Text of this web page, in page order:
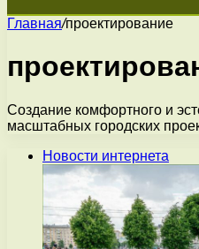
Главная/проектирование
Создание комфортного и
масштабных городских
Новости интернета